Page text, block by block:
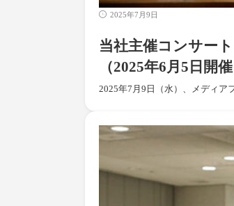
2025年7月9日
当社主催コンサー
（2025年6月5日開催
2025年7月9日（水）、メディ